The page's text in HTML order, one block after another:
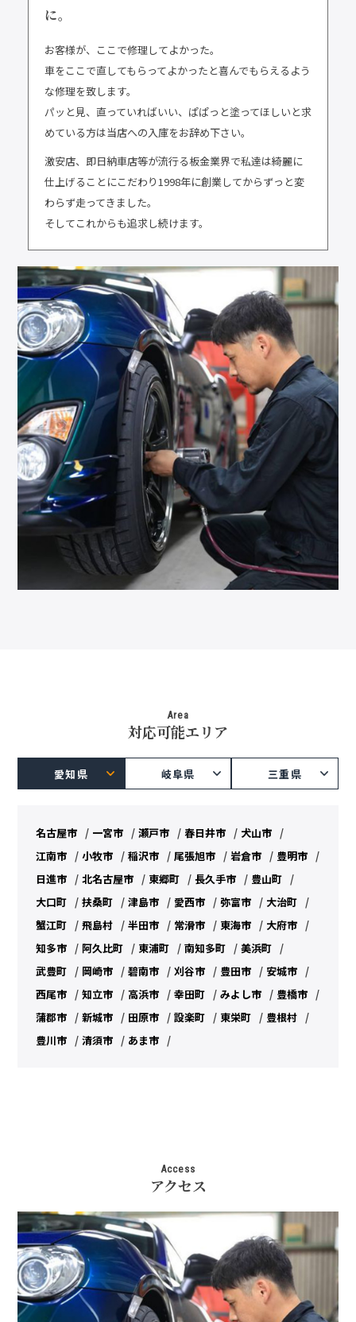
に。
お客様が、ここで修理してよかった。
車をここで直してもらってよかったと喜んでもらえるよう
な修理を致します。
パッと見、直っていればいい、ぱぱっと塗ってほしいと求
めている方は当店への入庫をお辞め下さい。
激安店、即日納車店等が流行る板金業界で私達は綺麗に
仕上げることにこだわり1998年に創業してからずっと変
わらず走ってきました。
そしてこれからも追求し続けます。
Area
対応可能エリア
愛知県 岐阜県 三重県
名古屋市 一宮市 瀬戸市 春日井市
犬山市
江南市
小牧市 稲沢市 尾張旭市 岩倉市
豊明市
日進市
北名古屋市 東郷町 長久手市
豊山町
大口町
扶桑町 津島市 愛西市 弥富市
大治町
蟹江町
飛島村 半田市 常滑市 東海市
大府市
知多市
阿久比町 東浦町 南知多町
美浜町
武豊町
岡崎市 碧南市 刈谷市 豊田市
安城市
西尾市
知立市 高浜市 幸田町 みよし市
豊橋市
蒲郡市
新城市 田原市 設楽町 東栄町
豊根村
豊川市
清須市 あま市
Access
アクセス